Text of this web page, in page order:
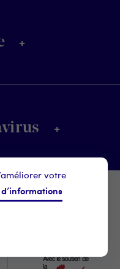
+
+
votre